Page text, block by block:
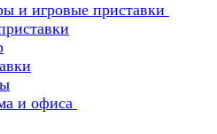
и игровые приставки
и офиса